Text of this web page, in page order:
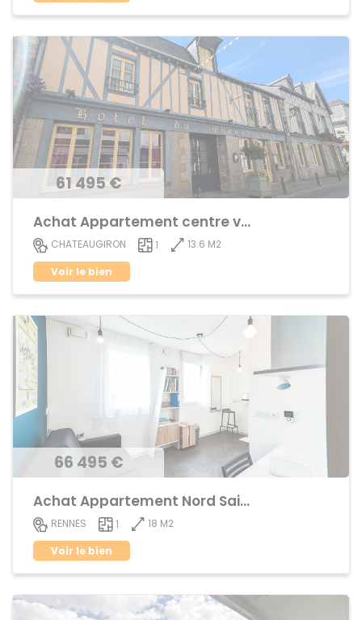
61 495 €
Achat Appartement centre ville
CHATEAUGIRON 1
13.6 M2
Voir le bien
66 495 €
Achat Appartement Nord Saint-Martin
RENNES 1
18 M2
Voir le bien